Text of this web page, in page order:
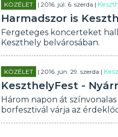
KÖZÉLET | 2016. júl. 6. szerda |
Harmadszor is
Fergeteges koncerteket
Keszthely belvárosában.
KÖZÉLET | 2016. jún. 29. szerda |
KeszthelyFest -
Három napon át
borfesztivál várja az